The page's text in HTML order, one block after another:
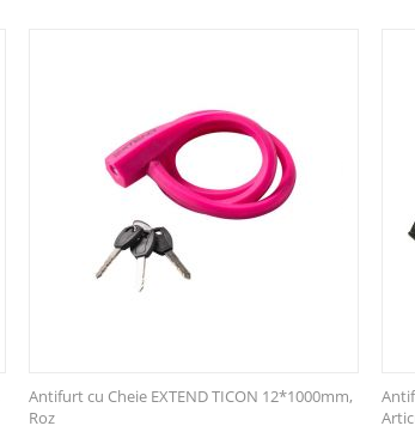
Antifurt cu Cheie EXTEND TICON 12*1000mm,
Roz